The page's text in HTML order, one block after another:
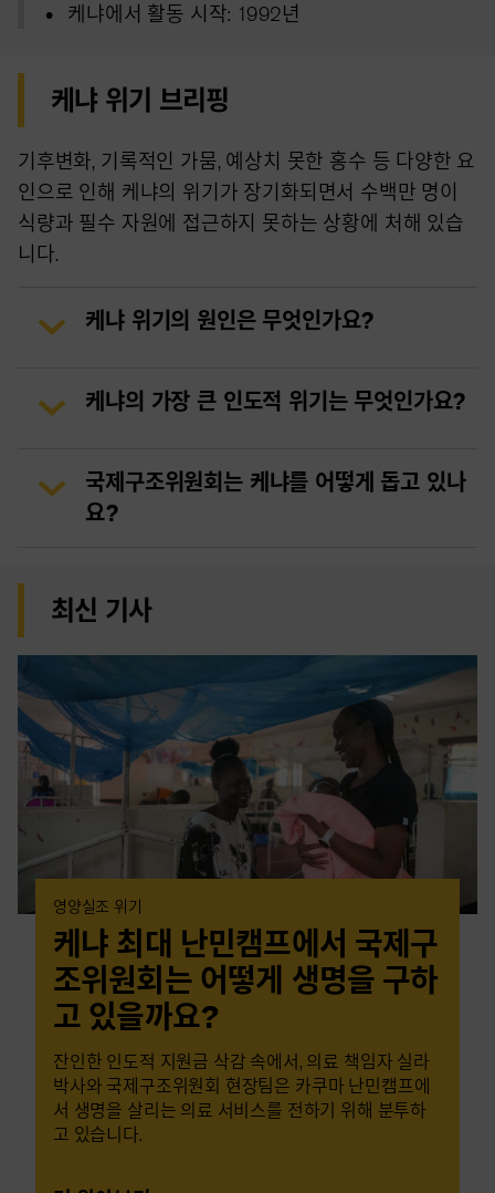
케냐에서 활동 시작: 1992년
케냐 위기 브리핑
기후변화, 기록적인 가뭄, 예상치 못한 홍수 등 다양한 요
인으로 인해 케냐의 위기가 장기화되면서 수백만 명이
식량과 필수 자원에 접근하지 못하는 상황에 처해 있습
니다.
케냐 위기의 원인은 무엇인가요?
케냐의 가장 큰 인도적 위기는 무엇인가요?
국제구조위원회는 케냐를 어떻게 돕고 있나
요?
최신 기사
영양실조 위기
케냐 최대 난민캠프에서 국제구
조위원회는 어떻게 생명을 구하
고 있을까요?
잔인한 인도적 지원금 삭감 속에서, 의료 책임자 실라
박사와 국제구조위원회 현장팀은 카쿠마 난민캠프에
서 생명을 살리는 의료 서비스를 전하기 위해 분투하
고 있습니다.